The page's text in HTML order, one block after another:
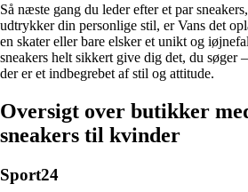
Så næste gang du leder efter et par
udtrykker din personlige stil, er Vans det
en skater eller bare elsker et unikt og
sneakers helt sikkert give dig det, du søger
der er et indbegrebet af stil og attitude.
Oversigt over butikker
sneakers til kvinder
Sport24